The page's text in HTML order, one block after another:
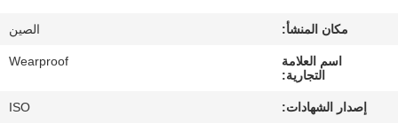
خريطة
الموقع
مكان المنشأ: الصين
اسم العلامة
التجارية:
Wearproof
إصدار الشهادات: ISO